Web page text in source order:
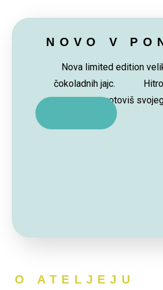
NOVO V
Nova limited edition
čokoladnih jajc. Hitro
zagotoviš
O ATELJEJU